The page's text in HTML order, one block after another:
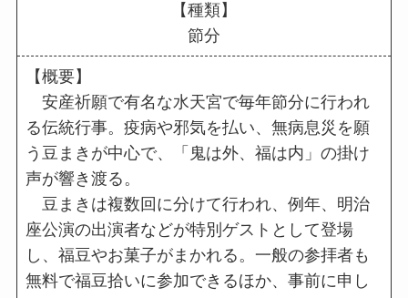
【種類】
節分
【概要】
安産祈願で有名な水天宮で毎年節分に行われ
る伝統行事。疫病や邪気を払い、無病息災を願
う豆まきが中心で、「鬼は外、福は内」の掛け
声が響き渡る。
豆まきは複数回に分けて行われ、例年、明治
座公演の出演者などが特別ゲストとして登場
し、福豆やお菓子がまかれる。一般の参拝者も
無料で福豆拾いに参加できるほか、事前に申し